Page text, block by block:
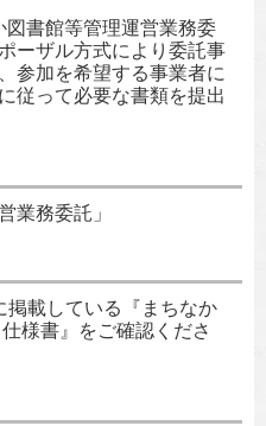
書館等管理運営業務委
ーザル方式により委託事
参加を希望する事業者に
従って必要な書類を提出
業務委託」
掲載している『まちなか
様書』をご確認くださ